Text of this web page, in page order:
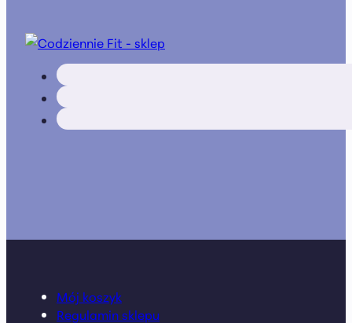
Mój koszyk
Regulamin sklepu